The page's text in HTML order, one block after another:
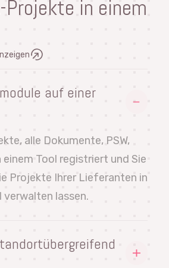
Projekte in einem
auf einer
alle Dokumente, PSW,
einem Tool registriert und Sie
Projekte Ihrer Lieferanten in
verwalten lassen.